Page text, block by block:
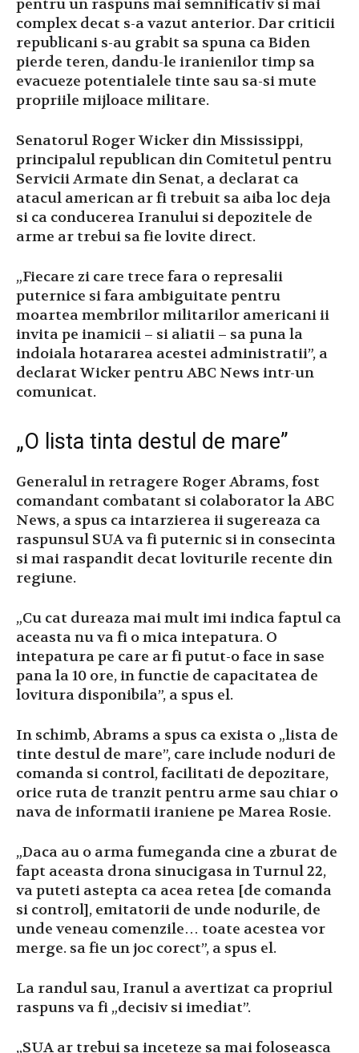
pentru un raspuns mai semnificativ si mai
complex decat s-a vazut anterior. Dar criticii
republicani s-au grabit sa spuna ca Biden
pierde teren, dandu-le iranienilor timp sa
evacueze potentialele tinte sau sa-si mute
propriile mijloace militare.
Senatorul Roger Wicker din Mississippi,
principalul republican din Comitetul pentru
Servicii Armate din Senat, a declarat ca
atacul american ar fi trebuit sa aiba loc deja
si ca conducerea Iranului si depozitele de
arme ar trebui sa fie lovite direct.
„Fiecare zi care trece fara o represalii
puternice si fara ambiguitate pentru
moartea membrilor militarilor americani ii
invita pe inamicii – si aliatii – sa puna la
indoiala hotararea acestei administratii”, a
declarat Wicker pentru ABC News intr-un
comunicat.
„O lista tinta destul de mare”
Generalul in retragere Roger Abrams, fost
comandant combatant si colaborator la ABC
News, a spus ca intarzierea ii sugereaza ca
raspunsul SUA va fi puternic si in consecinta
si mai raspandit decat loviturile recente din
regiune.
„Cu cat dureaza mai mult imi indica faptul ca
aceasta nu va fi o mica intepatura. O
intepatura pe care ar fi putut-o face in sase
pana la 10 ore, in functie de capacitatea de
lovitura disponibila”, a spus el.
In schimb, Abrams a spus ca exista o „lista de
tinte destul de mare”, care include noduri de
comanda si control, facilitati de depozitare,
orice ruta de tranzit pentru arme sau chiar o
nava de informatii iraniene pe Marea Rosie.
„Daca au o arma fumeganda cine a zburat de
fapt aceasta drona sinucigasa in Turnul 22,
va puteti astepta ca acea retea [de comanda
si control], emitatorii de unde nodurile, de
unde veneau comenzile… toate acestea vor
merge. sa fie un joc corect”, a spus el.
La randul sau, Iranul a avertizat ca propriul
raspuns va fi „decisiv si imediat”.
„SUA ar trebui sa inceteze sa mai foloseasca